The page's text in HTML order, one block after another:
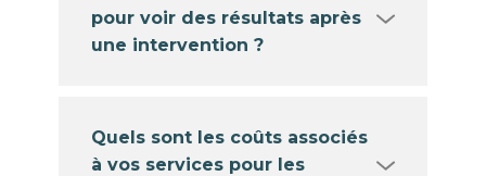
pour voir des résultats après
une intervention ?
Quels sont les coûts associés
à vos services pour les